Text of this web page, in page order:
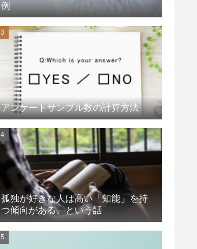
例
アンケートサンプル数の計算方法
孤独が好きな人は高い「知能」を持
つ傾向がある、という話